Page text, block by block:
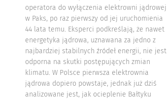
operatora do wyłączenia elektrowni jądrowej
w Paks, po raz pierwszy od jej uruchomienia
44 lata temu. Eksperci podkreślają, że nawet
energetyka jądrowa, uznawana za jedno z
najbardziej stabilnych źródeł energii, nie jest
odporna na skutki postępujących zmian
klimatu. W Polsce pierwsza elektrownia
jądrowa dopiero powstaje, jednak już dziś
analizowane jest, jak ocieplenie Bałtyku